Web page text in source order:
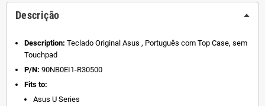
Descrição
Description: Teclado Original Asus , Português com Top Case, sem
Touchpad
P/N: 90NB0EI1-R30500
Fits to:
Asus U Series